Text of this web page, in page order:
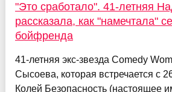
"Это сработало". 41-летняя
рассказала, как "намечтала"
бойфренда
41-летняя экс-звезда Comedy
Сысоева, которая встречается с
Колей Безопасность (настоящее